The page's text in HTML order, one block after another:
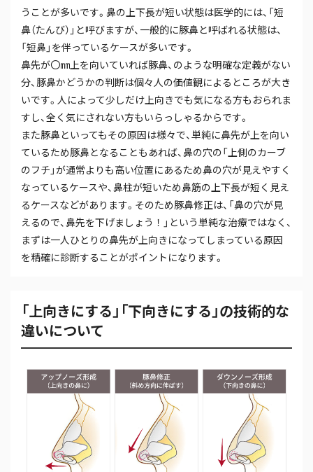
うことが多いです。鼻の上下長が短い状態は医学的には、「短
鼻（たんび）」と呼びますが、一般的に豚鼻と呼ばれる状態は、
「短鼻」を伴っているケースが多いです。
鼻先が〇㎜上を向いていれば豚鼻、のような明確な定義がない
分、豚鼻かどうかの判断は個々人の価値観によるところが大き
いです。人によって少しだけ上向きでも気になる方もおられま
すし、全く気にされない方もいらっしゃるからです。
また豚鼻といってもその原因は様々で、単純に鼻先が上を向い
ているため豚鼻となることもあれば、鼻の穴の「上側のカーブ
のフチ」が通常よりも高い位置にあるため鼻の穴が見えやすく
なっているケースや、鼻柱が短いため鼻筋の上下長が短く見え
るケースなどがあります。そのため豚鼻修正は、「鼻の穴が見
えるので、鼻先を下げましょう！」という単純な治療ではなく、
まずは一人ひとりの鼻先が上向きになってしまっている原因
を精確に診断することがポイントになります。
「上向きにする」「下向きにする」の技術的な
違いについて